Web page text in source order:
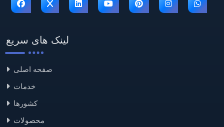
لینک های سریع
صفحه اصلی
خدمات
کشورها
محصولات